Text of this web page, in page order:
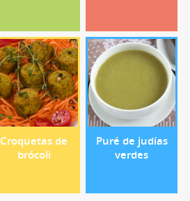
Croquetas de
brócoli
Puré de judías
verdes